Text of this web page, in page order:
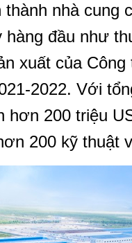
nhà cung
hàng đầu như
xuất của Công
2022. Với
hơn 200 triệu
200 kỹ thuật